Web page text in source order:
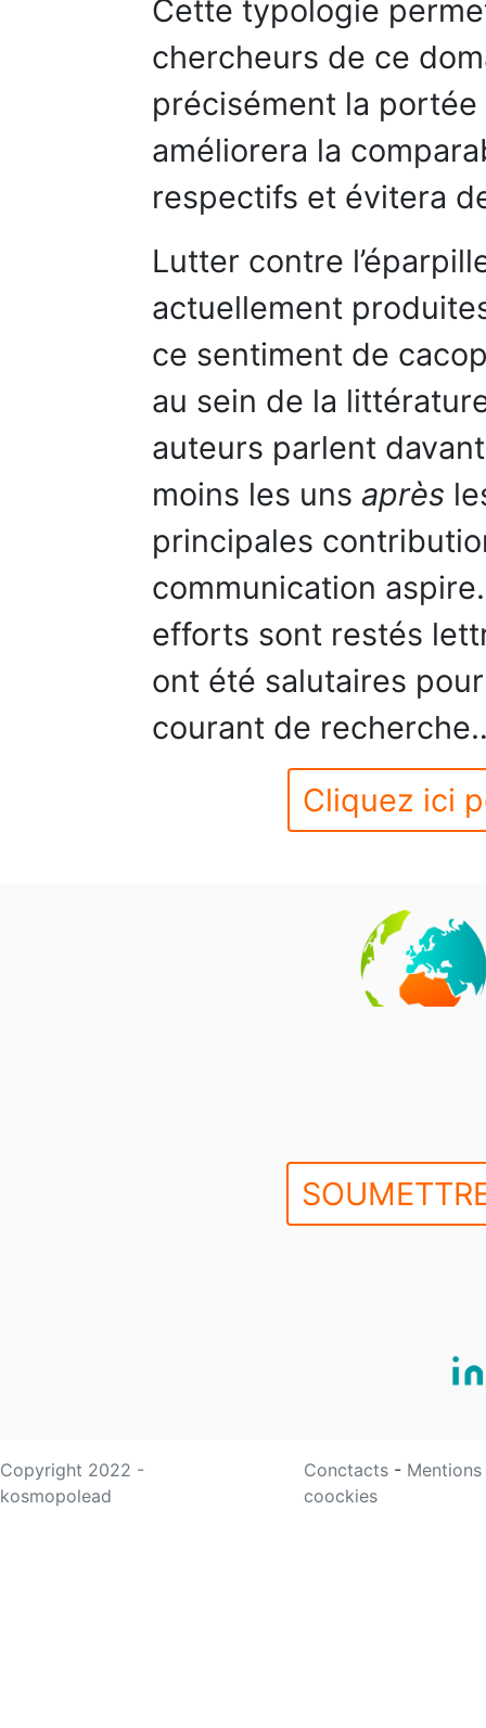
Cette typologie
chercheurs de ce
précisément la
améliorera la
respectifs et évitera
Lutter contre
actuellement
ce sentiment de
au sein de la
auteurs parlent
moins les uns après
principales
communication
efforts sont restés
ont été salutaires
courant de
Cliquez ici
Copyright 2022 -
kosmopolead
Conctacts -
coockies